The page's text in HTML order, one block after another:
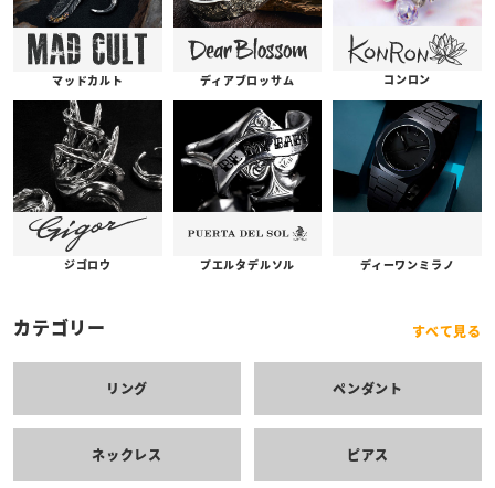
マッドカルト ディアブロッサム コンロン
ジゴロウ プエルタデルソル ディーワンミラノ
カテゴリー すべて見る
リング ペンダント
ネックレス ピアス